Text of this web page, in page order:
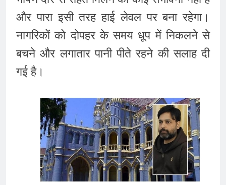
और पारा इसी तरह हाई लेवल पर बना रहेगा।
नागरिकों को दोपहर के समय धूप में निकलने से
बचने और लगातार पानी पीते रहने की सलाह दी
गई है।